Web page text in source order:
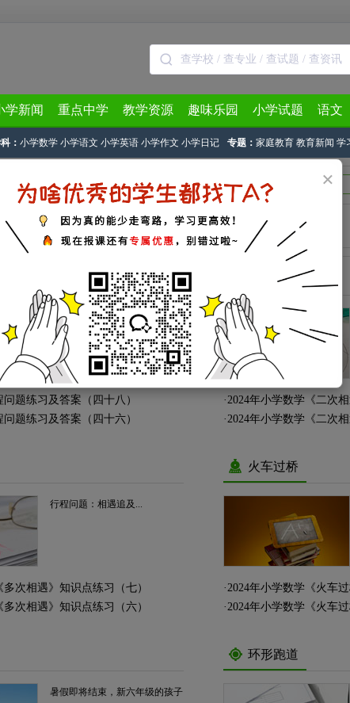
×
学新闻 重点中学 教学资源 趣味乐园 小学试题 语文
： 小学数学 小学语文 小学英语 小学作文 小学日记 专题： 家庭教育 教育新闻 学
天练 奥数练习题
应用题 计算问题 奥数杂题
奥数网整理了关于小学数学多人
行程问题练习及答案，希望对同
学们有所帮助，仅供参考。
【习题】 甲、乙两...
题练习及答案（四十八）
题练习及答案（四十六）
二次相遇
·2024年小学数学《二次
·2024年小学数学《二次
行程问题：相遇追及...
次相遇》知识点练习（七）
次相遇》知识点练习（六）
火车过桥
·2024年小学数学《火车
·2024年小学数学《火车
暑假即将结束，新六年级的孩子
环形跑道